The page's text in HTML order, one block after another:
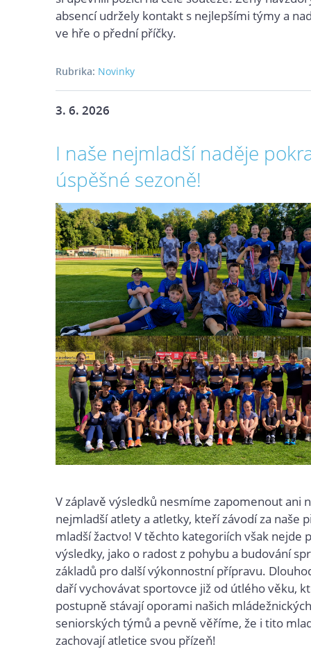
absencí udržely kontakt s nejlepšími týmy a
ve hře o přední příčky.
Rubrika: Novinky
3. 6. 2026
I naše nejmladší naděje
úspěšné sezoně!
V záplavě výsledků nesmíme zapomenout ani
nejmladší atlety a atletky, kteří závodí za naše
mladší žactvo! V těchto kategoriích však nejde
výsledky, jako o radost z pohybu a budování
základů pro další výkonnostní přípravu.
daří vychovávat sportovce již od útlého věku,
postupně stávají oporami našich
seniorských týmů a pevně věříme, že i tito
zachovají atletice svou přízeň!